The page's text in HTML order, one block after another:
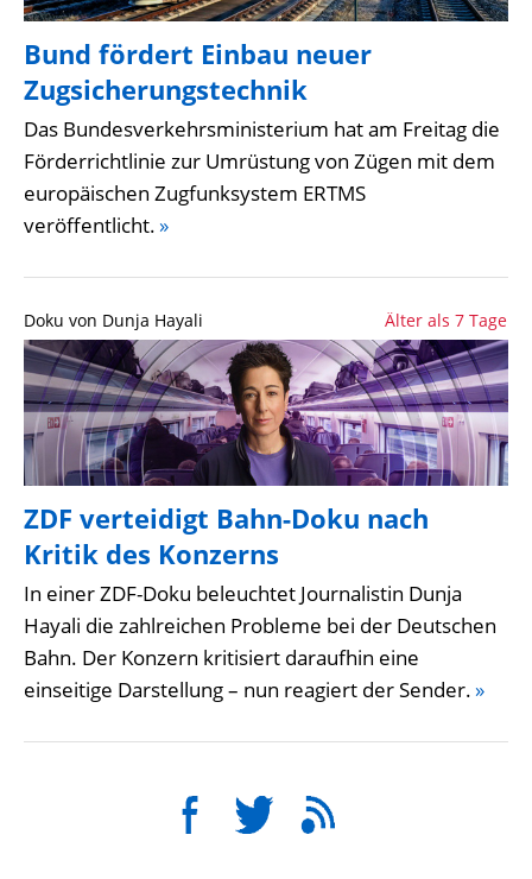
Bund fördert Einbau neuer
Zugsicherungstechnik
Das Bundesverkehrsministerium hat am Freitag die
Förderrichtlinie zur Umrüstung von Zügen mit dem
europäischen Zugfunksystem ERTMS
veröffentlicht.»
Doku von Dunja Hayali Älter als 7 Tage
ZDF verteidigt Bahn-Doku nach
Kritik des Konzerns
In einer ZDF-Doku beleuchtet Journalistin Dunja
Hayali die zahlreichen Probleme bei der Deutschen
Bahn. Der Konzern kritisiert daraufhin eine
einseitige Darstellung – nun reagiert der Sender.»